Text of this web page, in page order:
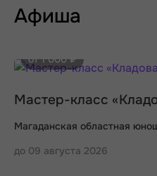
Афиша
от 1 000 ₽
Мастер-класс
Магаданская областная
до 09 августа 2026